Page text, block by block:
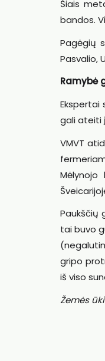
Šiais
bandos.
Pagėgių
Pasvalio,
Ramybė
Ekspertai
gali ateiti
VMVT
Paukščių
tai buvo
gripo
iš viso
Žemės